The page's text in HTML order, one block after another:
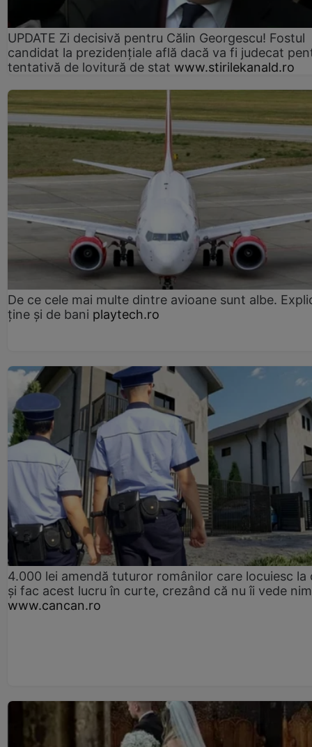
UPDATE Zi decisivă pentru Călin Georgescu! Fostul
candidat la prezidențiale află dacă va fi judecat
tentativă de lovitură de stat www.stirilekanald.ro
De ce cele mai multe dintre avioane sunt albe.
ține și de bani playtech.ro
4.000 lei amendă tuturor românilor care locuiesc la
și fac acest lucru în curte, crezând că nu îi vede
www.cancan.ro